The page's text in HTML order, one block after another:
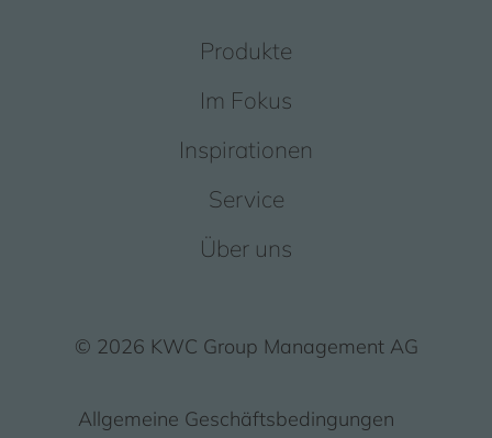
Produkte
Im Fokus
Inspirationen
Service
Über uns
© 2026 KWC Group Management AG
Allgemeine Geschäftsbedingungen